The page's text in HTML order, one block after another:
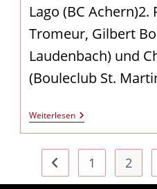
Lago (BC Achern)2.
Tromeur, Gilbert
Laudenbach) und
(Bouleclub St.
WeiterlesenErgebnisse
Schlosspokal
1.
Mai
2026
Gehe zur vorherigen
1 2